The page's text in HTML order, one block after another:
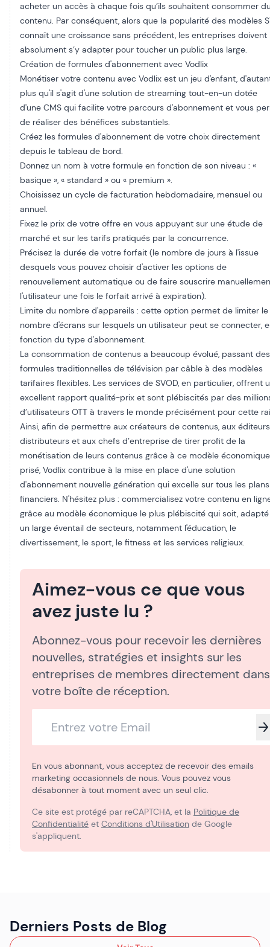
acheter un accès à chaque fois qu’ils souhaitent consommer
contenu. Par conséquent, alors que la popularité des modèles
connaît une croissance sans précédent, les entreprises doivent
absolument s’y adapter pour toucher un public plus large.
Création de formules d'abonnement avec Vodlix​
Monétiser votre contenu avec Vodlix est un jeu d'enfant,
plus qu'il s'agit d'une solution de streaming tout-en-un dotée
d'une CMS qui facilite votre parcours d'abonnement et vous
de réaliser des bénéfices substantiels.
Créez les formules d'abonnement de votre choix directement
depuis le tableau de bord.
Donnez un nom à votre formule en fonction de son niveau : «
basique », « standard » ou « premium ».
Choisissez un cycle de facturation hebdomadaire, mensuel ou
annuel.
Fixez le prix de votre offre en vous appuyant sur une étude de
marché et sur les tarifs pratiqués par la concurrence.
Précisez la durée de votre forfait (le nombre de jours à l'issue
desquels vous pouvez choisir d'activer les options de
renouvellement automatique ou de faire souscrire
l'utilisateur une fois le forfait arrivé à expiration).
Limite du nombre d'appareils : cette option permet de limiter le
nombre d'écrans sur lesquels un utilisateur peut se connecter,
fonction du type d'abonnement.
La consommation de contenus a beaucoup évolué, passant des
formules traditionnelles de télévision par câble à des modèles
tarifaires flexibles. Les services de SVOD, en particulier, offrent
excellent rapport qualité-prix et sont plébiscités par des
d’utilisateurs OTT à travers le monde précisément pour cette
Ainsi, afin de permettre aux créateurs de contenus, aux
distributeurs et aux chefs d’entreprise de tirer profit de la
monétisation de leurs contenus grâce à ce modèle
prisé, Vodlix contribue à la mise en place d'une solution
d'abonnement nouvelle génération qui excelle sur tous les plans
financiers. N'hésitez plus : commercialisez votre contenu en
grâce au modèle économique le plus plébiscité qui soit,
un large éventail de secteurs, notamment l'éducation, le
divertissement, le sport, le fitness et les services religieux.
Aimez-vous ce que vous
avez juste lu ?
Abonnez-vous pour recevoir les dernières
nouvelles, stratégies et insights sur les
entreprises de membres directement dans
votre boîte de réception.
En vous abonnant, vous acceptez de recevoir des emails
marketing occasionnels de nous. Vous pouvez vous
désabonner à tout moment avec un seul clic.
Ce site est protégé par reCAPTCHA, et la Politique de
Confidentialité et Conditions d'Utilisation de Google
s'appliquent.
Derniers Posts de Blog